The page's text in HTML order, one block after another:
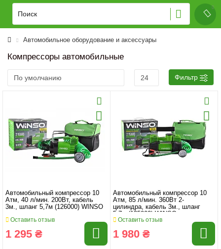
Автомобильное оборудование и аксессуары
Компрессоры автомобильные
Фильтр
Автомобильный компрессор 10
Атм, 40 л/мин. 200Вт, кабель
3м., шланг 5,7м (126000) WINSO
Оставить отзыв
1 295 ₴
Автомобильный компрессор 10
Атм, 85 л/мин. 360Вт 2-
цилиндра, кабель 3м., шланг
5.7м (125000) WINSO
Оставить отзыв
1 980 ₴